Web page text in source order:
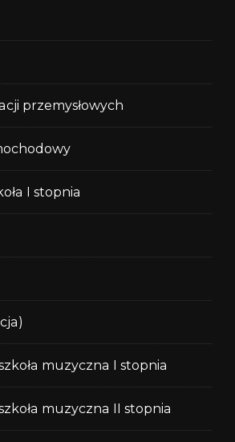
przemysłowych
I stopnia
muzyczna I stopnia
muzyczna II stopnia